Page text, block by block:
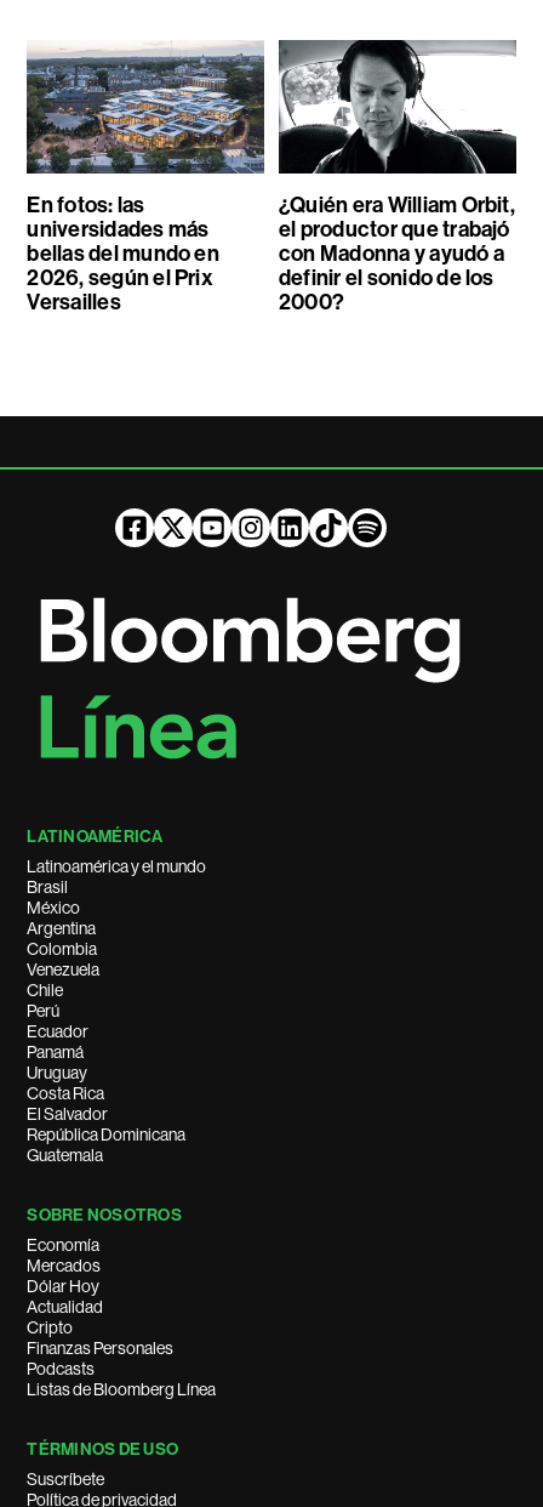
En fotos: las
universidades más
bellas del mundo en
2026, según el Prix
Versailles
¿Quién era William Orbit,
el productor que trabajó
con Madonna y ayudó a
definir el sonido de los
2000?
LATINOAMÉRICA
Latinoamérica y el mundo
Brasil
México
Argentina
Colombia
Venezuela
Chile
Perú
Ecuador
Panamá
Uruguay
Costa Rica
El Salvador
República Dominicana
Guatemala
SOBRE NOSOTROS
Economía
Mercados
Dólar Hoy
Actualidad
Cripto
Finanzas Personales
Podcasts
Listas de Bloomberg Línea
TÉRMINOS DE USO
Suscríbete
Política de privacidad